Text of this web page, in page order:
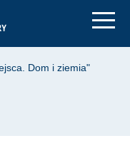
Dom i ziemia"